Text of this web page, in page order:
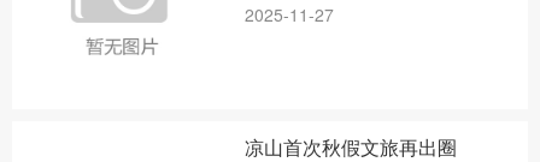
2025-11-27
凉山首次秋假文旅再出圈